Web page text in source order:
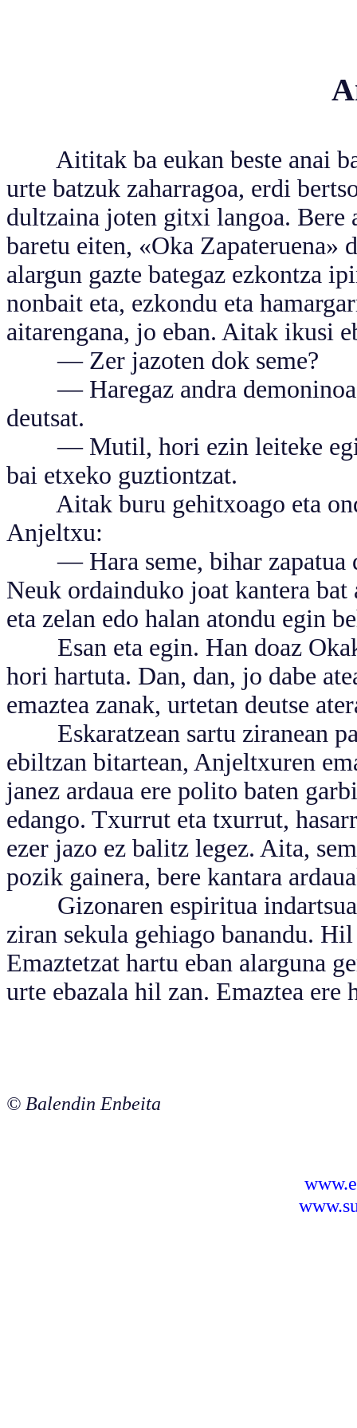
Aititak ba eukan beste anai
urte batzuk zaharragoa, erdi
dultzaina joten gitxi langoa. Bere
baretu eiten, «Oka Zapateruena»
alargun gazte bategaz ezkontza
nonbait eta, ezkondu eta
aitarengana, jo eban. Aitak ikusi
— Zer jazoten dok seme?
— Haregaz andra
deutsat.
— Mutil, hori ezin leiteke
bai etxeko guztiontzat.
Aitak buru gehitxoago eta
Anjeltxu:
— Hara seme, bihar zapatua
Neuk ordainduko joat kantera bat
eta zelan edo halan atondu egin
Esan eta egin. Han doaz
hori hartuta. Dan, dan, jo dabe
emaztea zanak, urtetan deutse
Eskaratzean sartu ziranean
ebiltzan bitartean, Anjeltxuren
janez ardaua ere polito baten
edango. Txurrut eta txurrut,
ezer jazo ez balitz legez. Aita,
pozik gainera, bere kantara
Gizonaren espiritua indartsua
ziran sekula gehiago banandu.
Emaztetzat hartu eban alarguna
urte ebazala hil zan. Emaztea ere
© Balendin Enbeita